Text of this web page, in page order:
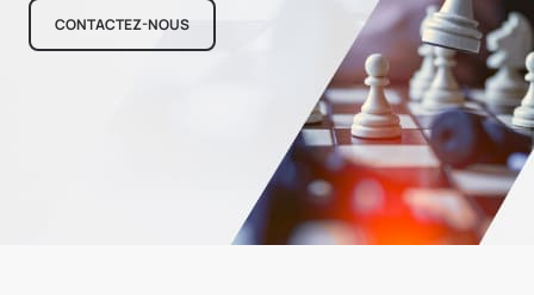
CONTACTEZ-NOUS